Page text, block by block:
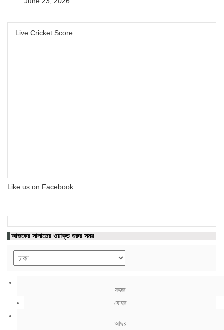
Live Cricket Score
Like us on Facebook
আজকের সালাতের ওয়াক্ত শুরুর সময়
ফজর
যোহর
আছর